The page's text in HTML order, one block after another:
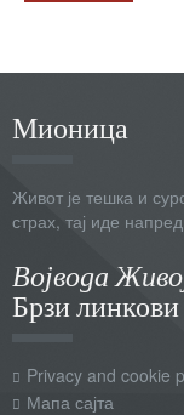
Мионица
Живот је тешка и
страх, тај иде
Војвода
Брзи линкови
Privacy and cookie
Мапа сајта